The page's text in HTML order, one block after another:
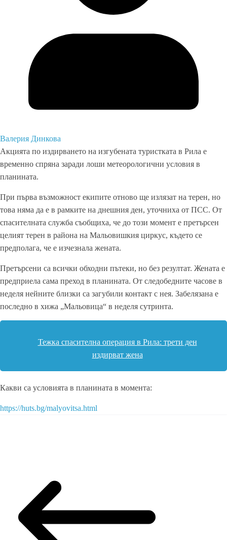
Валерия Динкова
Акцията по издирването на изгубената туристката в Рила е
временно спряна заради лоши метеорологични условия в
планината.
При първа възможност екипите отново ще излязат на терен, но
това няма да е в рамките на днешния ден, уточниха от ПСС. От
спасителната служба съобщиха, че до този момент е претърсен
целият терен в района на Мальовишкия циркус, където се
предполага, че е изчезнала жената.
Претърсени са всички обходни пътеки, но без резултат. Жената е
предприела сама преход в планината. От следобедните часове в
неделя нейните близки са загубили контакт с нея. Забелязана е
последно в хижа „Мальовица“ в неделя сутринта.
Тежка спасителна операция в Рила: трети ден
издирват жена
Какви са условията в планината в момента:
https://huts.bg/malyovitsa.html